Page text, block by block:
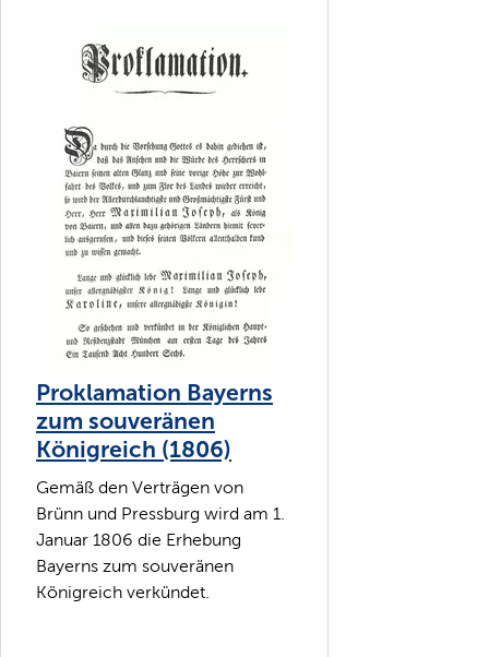
Proklamation Bayerns
zum souveränen
Königreich (1806)
Gemäß den Verträgen von
Brünn und Pressburg wird am 1.
Januar 1806 die Erhebung
Bayerns zum souveränen
Königreich verkündet.